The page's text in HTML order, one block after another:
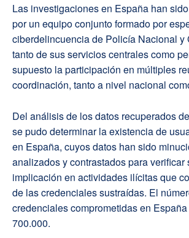
Las investigaciones en España han
por un equipo conjunto formado por
ciberdelincuencia de Policía Nacional y
tanto de sus servicios centrales como
supuesto la participación en múltiples
coordinación, tanto a nivel nacional
Del análisis de los datos recuperados
se pudo determinar la existencia de
en España, cuyos datos han sido
analizados y contrastados para verificar
implicación en actividades ilícitas que
de las credenciales sustraídas. El
credenciales comprometidas en
700.000.